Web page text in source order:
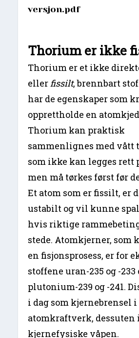
versjon.pdf
Thorium er ikke
Thorium er et ikke
ellerfissilt, brennbart
har de egenskaper som
opprettholde en
Thorium kan praktisk
sammenlignes med vått
som ikke kan legges rett
men må tørkes først før
Et atom som er fissilt, er
ustabilt og vil kunne
hvis riktige
stede. Atomkjerner, som
en fisjonsprosess, er for
stoffene uran-235 og -
plutonium-239 og -241.
i dag som kjernebrensel i
atomkraftverk, dessuten
kjernefysiske våpen.